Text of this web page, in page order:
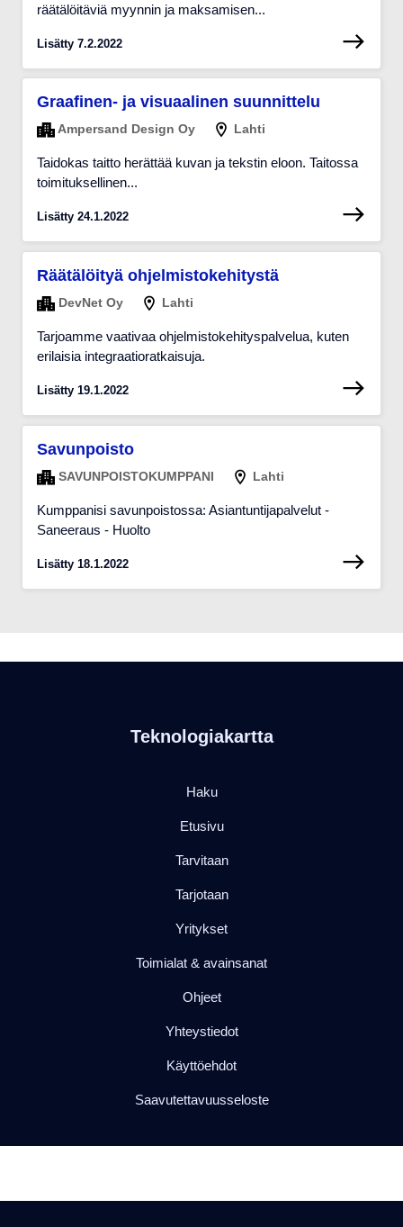
räätälöitäviä myynnin ja maksamisen...
Lisätty 7.2.2022
Graafinen- ja visuaalinen suunnittelu
Ampersand Design Oy Lahti
Taidokas taitto herättää kuvan ja tekstin eloon. Taitossa
toimituksellinen...
Lisätty 24.1.2022
Räätälöityä ohjelmistokehitystä
DevNet Oy Lahti
Tarjoamme vaativaa ohjelmistokehityspalvelua, kuten
erilaisia integraatioratkaisuja.
Lisätty 19.1.2022
Savunpoisto
SAVUNPOISTOKUMPPANI Lahti
Kumppanisi savunpoistossa: Asiantuntijapalvelut -
Saneeraus - Huolto
Lisätty 18.1.2022
Teknologiakartta
Haku
Etusivu
Tarvitaan
Tarjotaan
Yritykset
Toimialat & avainsanat
Ohjeet
Yhteystiedot
Käyttöehdot
Saavutettavuusseloste